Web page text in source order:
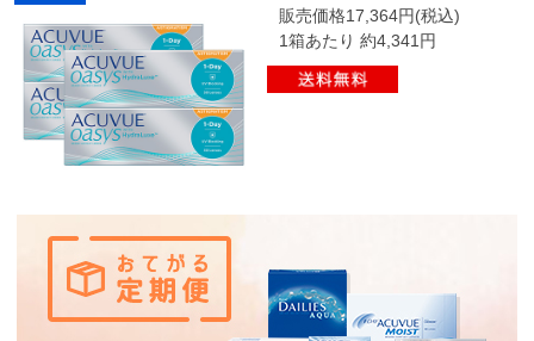
販売価格17,364円(税込)
1箱あたり 約4,341円